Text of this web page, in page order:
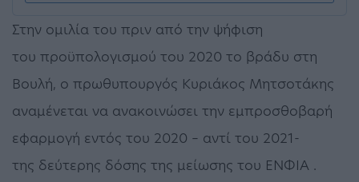
Στην ομιλία του πριν από την ψήφιση
του προϋπολογισμού του 2020 το βράδυ στη
Βουλή, ο πρωθυπουργός Κυριάκος Μητσοτάκης
αναμένεται να ανακοινώσει την εμπροσθοβαρή
εφαρμογή εντός του 2020 – αντί του 2021-
της δεύτερης δόσης της μείωσης του ΕΝΦΙΑ .